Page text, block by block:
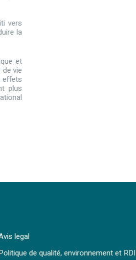
vers
la
et
vie
effets
plus
legal
de qualité, environnement et RDI